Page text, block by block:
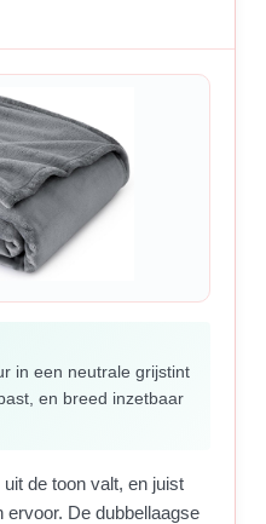
in een neutrale grijstint
en breed inzetbaar
de toon valt, en juist
De dubbellaagse